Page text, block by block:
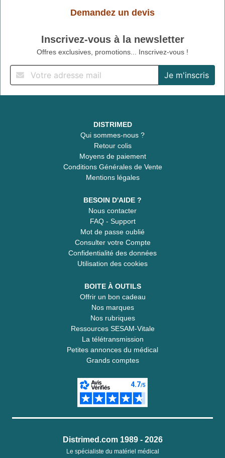
Demandez un devis
Inscrivez-vous à la newsletter
Offres exclusives, promotions... Inscrivez-vous !
DISTRIMED
Qui sommes-nous ?
Retour colis
Moyens de paiement
Conditions Générales de Vente
Mentions légales
BESOIN D'AIDE ?
Nous contacter
FAQ - Support
Mot de passe oublié
Consulter votre Compte
Confidentialité des données
Utilisation des cookies
BOITE À OUTILS
Offrir un bon cadeau
Nos marques
Nos rubriques
Ressources SESAM-Vitale
La télétransmission
Petites annonces du médical
Grands comptes
Distrimed.com 1989 - 2026
Le spécialiste du matériel médical